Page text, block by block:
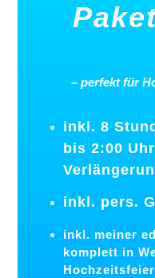
– perfekt für
inkl. 8
bis 2:00
inkl. pers.
inkl. meiner
komplett in